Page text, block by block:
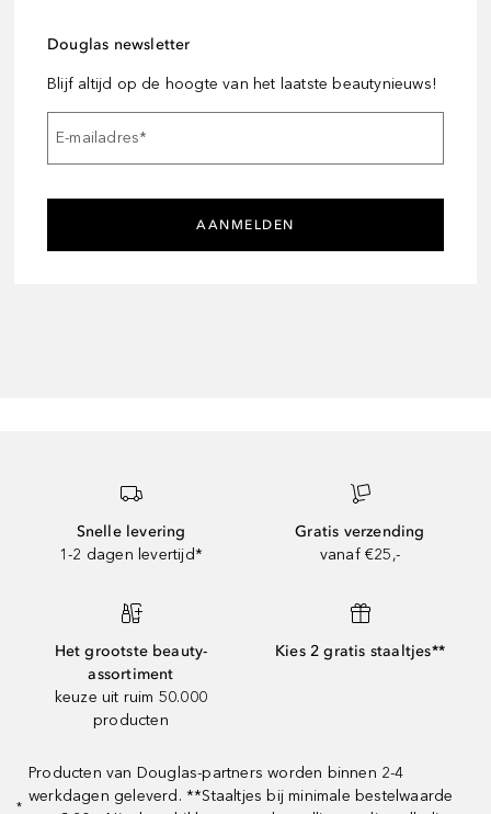
Douglas newsletter
Blijf altijd op de hoogte van het laatste beautynieuws!
E-mailadres*
AANMELDEN
Snelle levering
1-2 dagen levertijd*
Gratis verzending
vanaf €25,-
Het grootste beauty-
assortiment
keuze uit ruim 50.000
producten
Kies 2 gratis staaltjes**
*
Producten van Douglas-partners worden binnen 2-4
werkdagen geleverd. **Staaltjes bij minimale bestelwaarde